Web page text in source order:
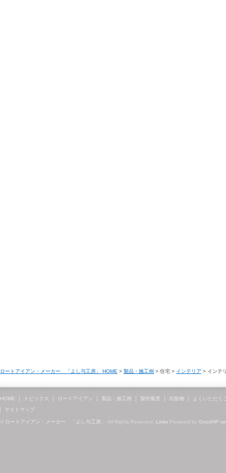
ロートアイアン・メーカー 「よし与工房」 HOME > 製品・施工例 > 住宅 > インテリア > インテ
HOME トピックス ロートアイアン 製品・施工例 製作風景 出版物
よくいただく
サイトマップ
ロートアイアン・メーカー 「よし与工房」 All Rights Reserved. Links Powered by GoodHP